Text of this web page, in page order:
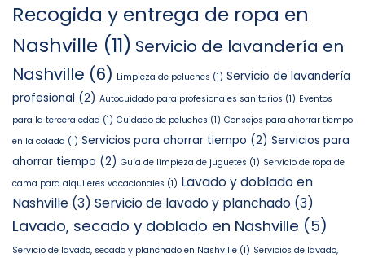
Recogida y entrega de ropa en
Nashville (11) Servicio de lavandería en
Nashville (6) Limpieza de peluches (1) Servicio de lavandería
profesional (2) Autocuidado para profesionales sanitarios (1) Eventos
para la tercera edad (1) Cuidado de peluches (1) Consejos para ahorrar tiempo
en la colada (1) Servicios para ahorrar tiempo (2) Servicios para
ahorrar tiempo (2) Guía de limpieza de juguetes (1) Servicio de ropa de
cama para alquileres vacacionales (1) Lavado y doblado en
Nashville (3) Servicio de lavado y planchado (3)
Lavado, secado y doblado en Nashville (5)
Servicio de lavado, secado y planchado en Nashville (1) Servicios de lavado,